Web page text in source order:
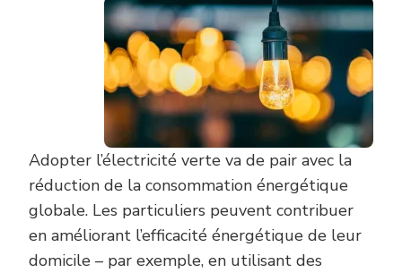
Adopter l’électricité verte va de pair avec la
réduction de la consommation énergétique
globale. Les particuliers peuvent contribuer
en améliorant l’efficacité énergétique de leur
domicile – par exemple, en utilisant des